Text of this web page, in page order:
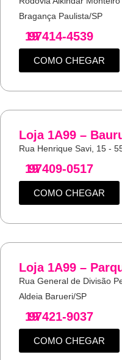
Bragança Paulista/SP
19
97414-4539
COMO CHEGAR
Loja 1A99 –
Rua Henrique Savi, 15 -
19
97409-0517
COMO CHEGAR
Loja 1A99 –
Rua General de Divisão
Aldeia Barueri/SP
19
97421-9037
COMO CHEGAR